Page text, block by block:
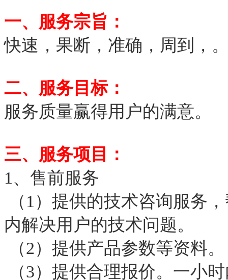
一、服务宗旨：
快速，果断，准确，周到，
二、服务目标：
服务质量赢得用户的满意。
三、服务项目：
1、售前服务
（1）提供的技术咨询服务
内解决用户的技术问题。
（2）提供产品参数等资料。
（3）提供合理报价。一小